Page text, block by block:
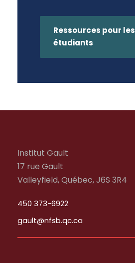
Ressources pour les
étudiants
Institut Gault
17 rue Gault
Valleyfield, Québec, J6S 3R4
450 373-6922
gault@nfsb.qc.ca